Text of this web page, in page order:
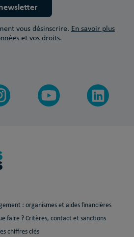
vous désinscrire. En savoir plus
et vos droits.
: organismes et aides financières
faire ? Critères, contact et sanctions
chiffres clés